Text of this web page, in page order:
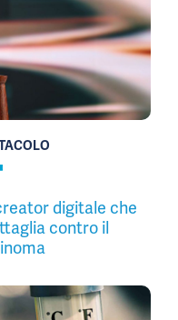
digitale che
contro il